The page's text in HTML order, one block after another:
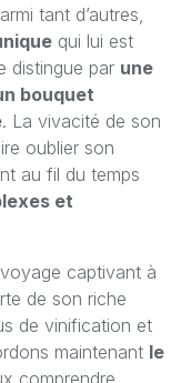
tant d’autres,
qui lui est
distingue par une
bouquet
. La vivacité de son
oublier son
au fil du temps
et
captivant à
de son riche
de vinification et
maintenant le
comprendre